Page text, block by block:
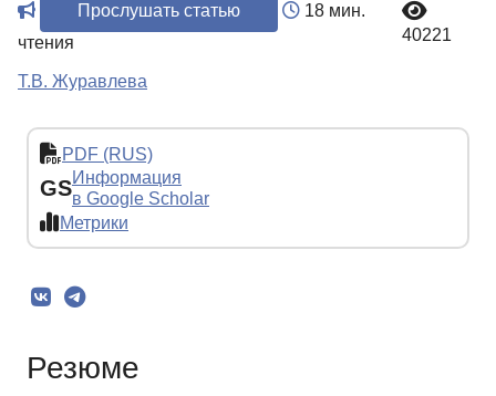
Прослушать статью
18 мин.
чтения
40221
Т.В. Журавлева
PDF (RUS)
GSИнформация
в Google Scholar
Метрики
Резюме